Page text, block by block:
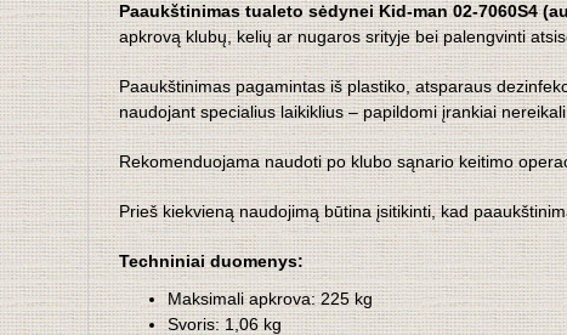
Paaukštinimas tualeto sėdynei Kid-man 02-7060S4
apkrovą klubų, kelių ar nugaros srityje bei palengvinti
Paaukštinimas pagamintas iš plastiko, atsparaus
naudojant specialius laikiklius – papildomi įrankiai
Rekomenduojama naudoti po klubo sąnario keitimo
Prieš kiekvieną naudojimą būtina įsitikinti, kad
Techniniai duomenys:
Maksimali apkrova: 225 kg
Svoris: 1,06 kg